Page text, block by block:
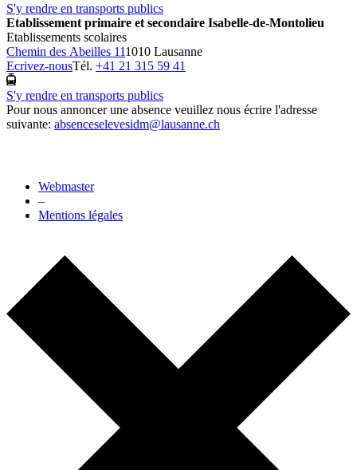
S'y rendre en transports publics
Etablissement primaire et secondaire Isabelle-de-Montolieu
Etablissements scolaires
Chemin des Abeilles 111010 Lausanne
Ecrivez-nousTél. +41 21 315 59 41
S'y rendre en transports publics
Pour nous annoncer une absence veuillez nous écrire l'adresse
suivante: absenceselevesidm@lausanne.ch
Webmaster
–
Mentions légales